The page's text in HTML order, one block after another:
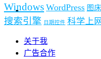
Windows WordPress 图床
搜索引擎 日期控件 科学上网
关于我
广告合作